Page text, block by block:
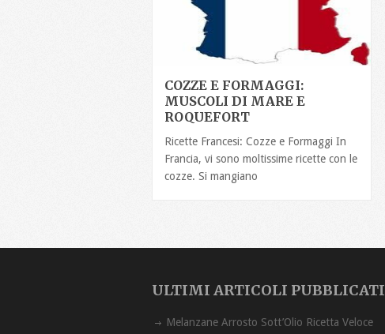
COZZE E FORMAGGI:
MUSCOLI DI MARE E
ROQUEFORT
Ricette Francesi: Cozze e Formaggi In
Francia, vi sono moltissime ricette con le
cozze. Si mangiano
ULTIMI ARTICOLI PUBBLICATI
Melanzane Arrosto Sott’Olio Ricetta ‏Veloce